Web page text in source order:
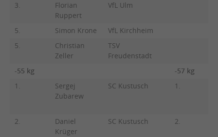
3.
Florian
Ruppert
VfL Ulm
5. Simon Krone
VfL Kirchheim
5.
Christian
Zeller
TSV
Freudenstadt
-55 kg
-57 kg
1.
Sergej
Zubarew
SC Kustusch 1.
2.
Daniel
Krüger
SC Kustusch 2.